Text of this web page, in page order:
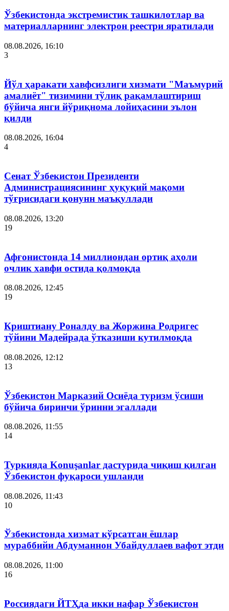
Ўзбекистонда экстремистик ташкилотлар ва
материалларнинг электрон реестри яратилади
08.08.2026, 16:10
3
Йўл ҳаракати хавфсизлиги хизмати "Маъмурий
амалиёт" тизимини тўлиқ рақамлаштириш
бўйича янги йўриқнома лойиҳасини эълон
қилди
08.08.2026, 16:04
4
Сенат Ўзбекистон Президенти
Администрациясининг ҳуқуқий мақоми
тўғрисидаги қонунн маъқуллади
08.08.2026, 13:20
19
Афғонистонда 14 миллиондан ортиқ аҳоли
очлик хавфи остида қолмоқда
08.08.2026, 12:45
19
Криштиану Роналду ва Жоржина Родригес
тўйини Мадейрада ўтказиши кутилмоқда
08.08.2026, 12:12
13
Ўзбекистон Марказий Осиёда туризм ўсиши
бўйича биринчи ўринни эгаллади
08.08.2026, 11:55
14
Туркияда Konuşanlar дастурида чиқиш қилган
Ўзбекистон фуқароси ушланди
08.08.2026, 11:43
10
Ўзбекистонда хизмат кўрсатган ёшлар
мураббийи Абдуманнон Убайдуллаев вафот этди
08.08.2026, 11:00
16
Россиядаги ЙТҲда икки нафар Ўзбекистон